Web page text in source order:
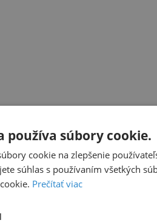
od 49,00 € do 15 kg
používa súbory cookie.
cookie na zlepšenie
súhlas s používaním všetkých
Prečítať viac